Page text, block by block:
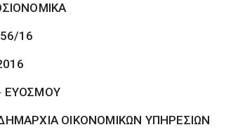
16
ΕΥΟΣΜΟΥ
ΟΙΚΟΝΟΜΙΚΩΝ ΥΠΗΡΕΣΙΩΝ